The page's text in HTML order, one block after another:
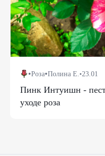
•Роза•Полина Е. •23.01
Пинк Интуишн -
уходе роза